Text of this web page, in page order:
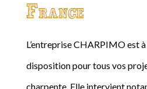
France
L’entreprise CHARPIMO est
disposition pour tous vos
charpente. Elle intervient